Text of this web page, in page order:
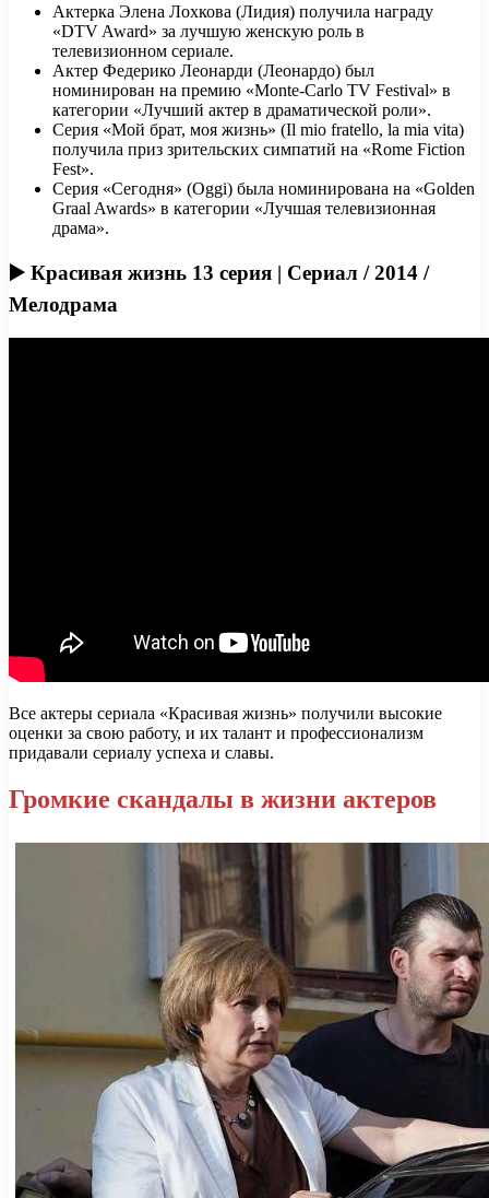
Актерка Элена Лохкова (Лидия) получила награду
«DTV Award» за лучшую женскую роль в
телевизионном сериале.
Актер Федерико Леонарди (Леонардо) был
номинирован на премию «Monte-Carlo TV Festival» в
категории «Лучший актер в драматической роли».
Серия «Мой брат, моя жизнь» (Il mio fratello, la mia vita)
получила приз зрительских симпатий на «Rome Fiction
Fest».
Серия «Сегодня» (Oggi) была номинирована на «Golden
Graal Awards» в категории «Лучшая телевизионная
драма».
▶️ Красивая жизнь 13 серия | Сериал / 2014 /
Мелодрама
Все актеры сериала «Красивая жизнь» получили высокие
оценки за свою работу, и их талант и профессионализм
придавали сериалу успеха и славы.
Громкие скандалы в жизни актеров